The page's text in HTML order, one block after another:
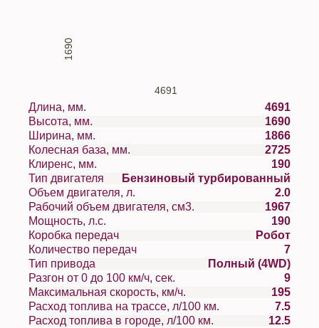
4691
1690
Длина, мм.
4691
Высота, мм.
1690
Ширина, мм.
1866
Колесная база, мм.
2725
Клиренс, мм.
190
Тип двигателя
Бензиновый турбированный
Объем двигателя, л.
2.0
Рабочий объем двигателя, см3.
1967
Мощность, л.с.
190
Коробка передач
Робот
Количество передач
7
Тип привода
Полный (4WD)
Разгон от 0 до 100 км/ч, сек.
9
Максимальная скорость, км/ч.
195
Расход топлива на трассе, л/100 км.
7.5
Расход топлива в городе, л/100 км.
12.5